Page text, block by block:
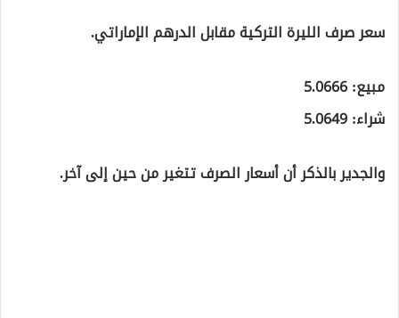
سعر صرف الليرة التركية مقابل الدرهم الإماراتي.
مبيع: 5.0666
شراء: 5.0649
والجدير بالذكر أن أسعار الصرف تتغير من حين إلى آخر.